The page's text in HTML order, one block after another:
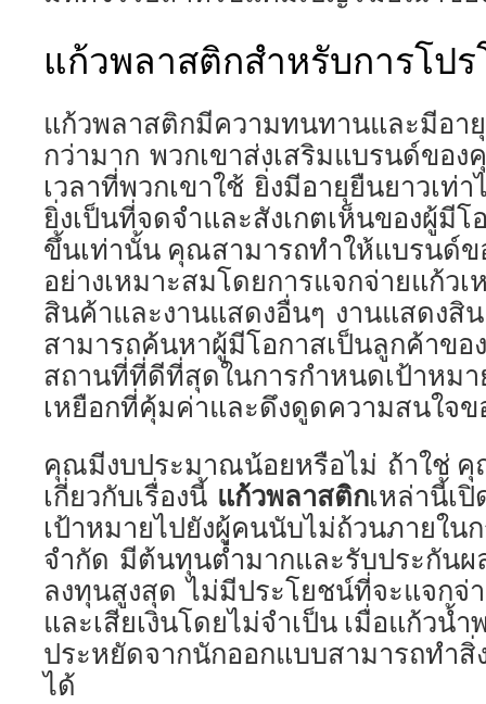
แก้วพลาสติกสำหรับการโป
แก้วพลาสติกมีความทนทานและมีอา
กว่ามาก พวกเขาส่งเสริมแบรนด์ขอ
เวลาที่พวกเขาใช้ ยิ่งมีอายุยืนยาวเท่
ยิ่งเป็นที่จดจำและสังเกตเห็นของผู้มี
ขึ้นเท่านั้น คุณสามารถทำให้แบรนด์
อย่างเหมาะสมโดยการแจกจ่ายแก้ว
สินค้าและงานแสดงอื่นๆ งานแสดง
สามารถค้นหาผู้มีโอกาสเป็นลูกค้าข
สถานที่ที่ดีที่สุดในการกำหนดเป้าหม
เหยือกที่คุ้มค่าและดึงดูดความสนใจ
คุณมีงบประมาณน้อยหรือไม่ ถ้าใช่ คุ
เกี่ยวกับเรื่องนี้ แก้วพลาสติกเหล่านี้เ
เป้าหมายไปยังผู้คนนับไม่ถ้วนภายใ
จำกัด มีต้นทุนต่ำมากและรับประกัน
ลงทุนสูงสุด ไม่มีประโยชน์ที่จะแจกจ่
และเสียเงินโดยไม่จำเป็น เมื่อแก้วน้
ประหยัดจากนักออกแบบสามารถทำ
ได้